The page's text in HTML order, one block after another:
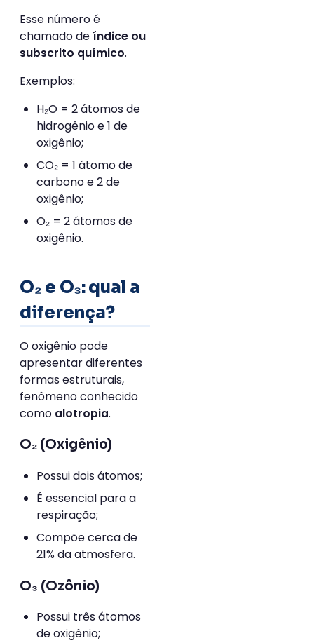
Esse número é
chamado de índice ou
subscrito químico.
Exemplos:
H₂O = 2 átomos de
hidrogênio e 1 de
oxigênio;
CO₂ = 1 átomo de
carbono e 2 de
oxigênio;
O₂ = 2 átomos de
oxigênio.
O₂ e O₃: qual a
diferença?
O oxigênio pode
apresentar diferentes
formas estruturais,
fenômeno conhecido
como alotropia.
O₂ (Oxigênio)
Possui dois átomos;
É essencial para a
respiração;
Compõe cerca de
21% da atmosfera.
O₃ (Ozônio)
Possui três átomos
de oxigênio;